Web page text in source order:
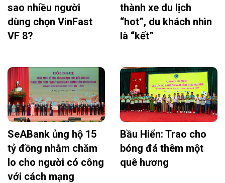
sao nhiều người
dùng chọn VinFast
VF 8?
thành xe du lịch
“hot”, du khách nhìn
là “kết”
SeABank ủng hộ 15
tỷ đồng nhằm chăm
lo cho người có công
với cách mạng
Bầu Hiển: Trao cho
bóng đá thêm một
quê hương